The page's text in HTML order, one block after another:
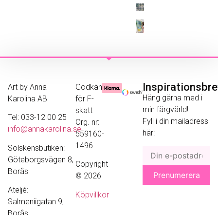
Art by Anna
Karolina AB
Tel: 033-12 00 25
info@annakarolina.se
Solskensbutiken:
Göteborgsvägen 8,
Borås
Ateljé:
Salmeniigatan 9,
Godkänd
för F-
skatt
Org. nr:
559160-
1496
Copyright
© 2026
Köpvillkor
Häng gärna med i
min färgvärld!
Fyll i din mailadress
här: